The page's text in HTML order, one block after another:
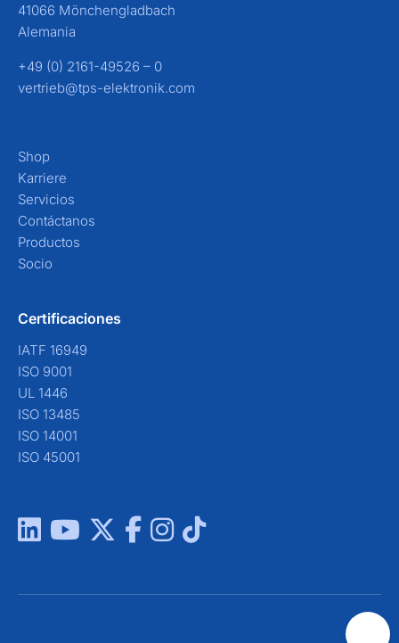
41066 Mönchengladbach
Alemania
+49 (0) 2161-49526 – 0
vertrieb@tps-elektronik.com
Shop
Karriere
Servicios
Contáctanos
Productos
Socio
Certificaciones
IATF 16949
ISO 9001
UL 1446
ISO 13485
ISO 14001
ISO 45001